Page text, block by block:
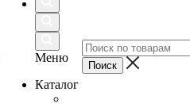
Меню
Каталог